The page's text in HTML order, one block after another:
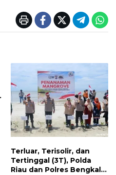
Terluar, Terisolir, dan
Tertinggal (3T), Polda
Riau dan Polres Bengkalis